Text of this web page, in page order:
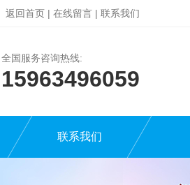
返回首页 | 在线留言 | 联系我们
全国服务咨询热线:
15963496059
联系我们